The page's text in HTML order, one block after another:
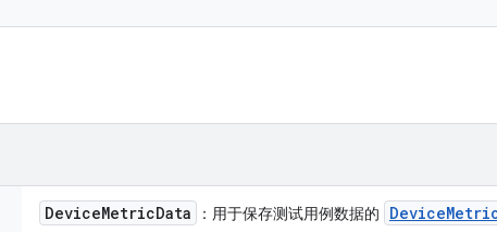
DeviceMetricData ：用于保存测试用例数据的 Device